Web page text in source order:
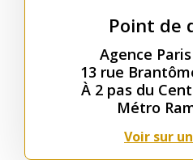
Point de
Agence
13 rue
À 2 pas du
Métro
Voir sur